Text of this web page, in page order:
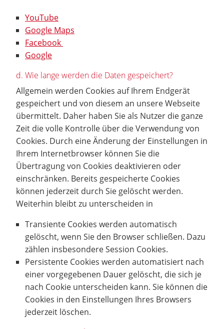
YouTube
Google Maps
Facebook
Google
d. Wie lange werden die Daten gespeichert?
Allgemein werden Cookies auf Ihrem Endgerät
gespeichert und von diesem an unsere Webseite
übermittelt. Daher haben Sie als Nutzer die ganze
Zeit die volle Kontrolle über die Verwendung von
Cookies. Durch eine Änderung der Einstellungen in
Ihrem Internetbrowser können Sie die
Übertragung von Cookies deaktivieren oder
einschränken. Bereits gespeicherte Cookies
können jederzeit durch Sie gelöscht werden.
Weiterhin bleibt zu unterscheiden in
Transiente Cookies werden automatisch
gelöscht, wenn Sie den Browser schließen. Dazu
zählen insbesondere Session Cookies.
Persistente Cookies werden automatisiert nach
einer vorgegebenen Dauer gelöscht, die sich je
nach Cookie unterscheiden kann. Sie können die
Cookies in den Einstellungen Ihres Browsers
jederzeit löschen.